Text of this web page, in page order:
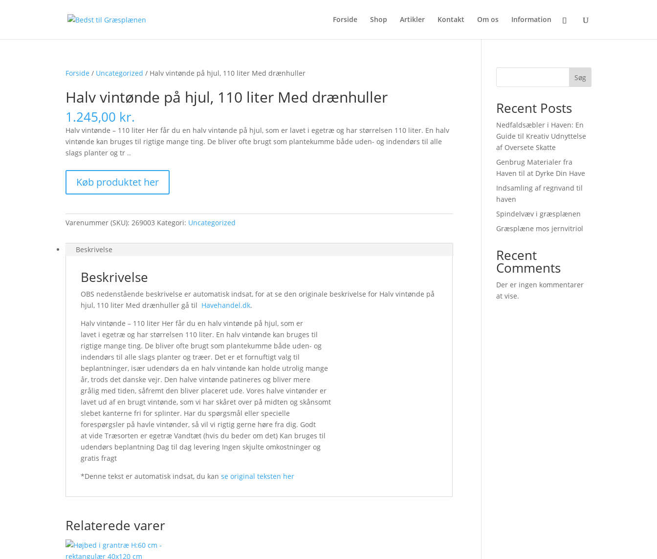
Forside Shop Artikler Kontakt Om os Information
Forside / Uncategorized / Halv vintønde på hjul, 110 liter Med drænhuller
Halv vintønde på hjul, 110 liter Med drænhuller
1.245,00 kr.
Halv vintønde – 110 liter Her får du en halv vintønde på hjul, som er lavet i egetræ og har størrelsen 110 liter. En halv
vintønde kan bruges til rigtige mange ting. De bliver ofte brugt som plantekumme både uden- og indendørs til alle
slags planter og tr ..
Køb produktet her
Varenummer (SKU):269003 Kategori: Uncategorized
Beskrivelse
Beskrivelse
OBS nedenstående beskrivelse er automatisk indsat, for at se den originale beskrivelse for Halv vintønde på
hjul, 110 liter Med drænhuller gå til Havehandel.dk.
Halv vintønde – 110 liter Her får du en halv vintønde på hjul, som er
lavet i egetræ og har størrelsen 110 liter. En halv vintønde kan bruges til
rigtige mange ting. De bliver ofte brugt som plantekumme både uden- og
indendørs til alle slags planter og træer. Det er et fornuftigt valg til
beplantninger, især udendørs da en halv vintønde kan holde utrolig mange
år, trods det danske vejr. Den halve vintønde patineres og bliver mere
grålig med tiden, såfremt den bliver placeret ude. Vores halve vintønder er
lavet ud af en brugt vintønde, som vi har skåret over på midten og skånsomt
slebet kanterne fri for splinter. Har du spørgsmål eller specielle
forespørgsler på havle vintønder, så vil vi rigtig gerne høre fra dig. Godt
at vide Træsorten er egetræ Vandtæt (hvis du beder om det) Kan bruges til
udendørs beplantning Dag til dag levering Ingen skjulte omkostninger og
gratis fragt
*Denne tekst er automatisk indsat, du kanse original teksten her
Relaterede varer
Søg
Recent Posts
Nedfaldsæbler i Haven: En
Guide til Kreativ Udnyttelse
af Oversete Skatte
Genbrug Materialer fra
Haven til at Dyrke Din Have
Indsamling af regnvand til
haven
Spindelvæv i græsplænen
Græsplæne mos jernvitriol
Recent
Comments
Der er ingen kommentarer
at vise.